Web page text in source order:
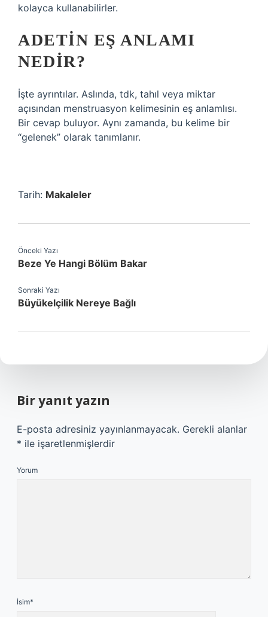
kolayca kullanabilirler.
ADETIN EŞ ANLAMI
NEDIR?
İşte ayrıntılar. Aslında, tdk, tahıl veya miktar
açısından menstruasyon kelimesinin eş anlamlısı.
Bir cevap buluyor. Aynı zamanda, bu kelime bir
“gelenek” olarak tanımlanır.
Tarih: Makaleler
Önceki Yazı
Beze Ye Hangi Bölüm Bakar
Sonraki Yazı
Büyükelçilik Nereye Bağlı
Bir yanıt yazın
E-posta adresiniz yayınlanmayacak. Gerekli alanlar
* ile işaretlenmişlerdir
Yorum
İsim*